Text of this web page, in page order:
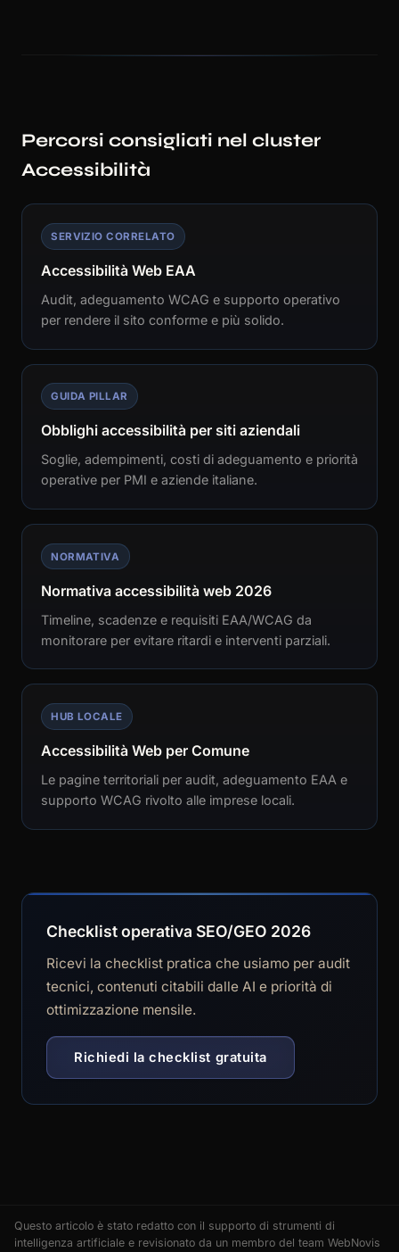
Percorsi consigliati nel cluster
Accessibilità
SERVIZIO CORRELATO
Accessibilità Web EAA
Audit, adeguamento WCAG e supporto operativo
per rendere il sito conforme e più solido.
GUIDA PILLAR
Obblighi accessibilità per siti aziendali
Soglie, adempimenti, costi di adeguamento e priorità
operative per PMI e aziende italiane.
NORMATIVA
Normativa accessibilità web 2026
Timeline, scadenze e requisiti EAA/WCAG da
monitorare per evitare ritardi e interventi parziali.
HUB LOCALE
Accessibilità Web per Comune
Le pagine territoriali per audit, adeguamento EAA e
supporto WCAG rivolto alle imprese locali.
Checklist operativa SEO/GEO 2026
Ricevi la checklist pratica che usiamo per audit
tecnici, contenuti citabili dalle AI e priorità di
ottimizzazione mensile.
Richiedi la checklist gratuita
Questo articolo è stato redatto con il supporto di strumenti di
intelligenza artificiale e revisionato da un membro del team WebNovis